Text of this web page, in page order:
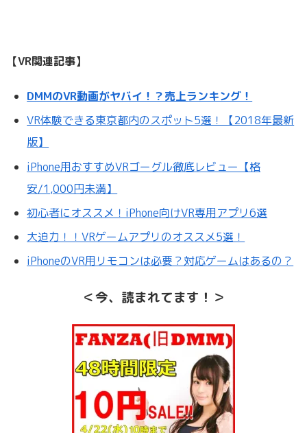
【VR関連記事】
DMMのVR動画がヤバイ！？売上ランキング！
VR体験できる東京都内のスポット5選！【2018年最新
版】
iPhone用おすすめVRゴーグル徹底レビュー【格
安/1,000円未満】
初心者にオススメ！iPhone向けVR専用アプリ6選
大迫力！！VRゲームアプリのオススメ5選！
iPhoneのVR用リモコンは必要？対応ゲームはあるの？
＜今、読まれてます！＞